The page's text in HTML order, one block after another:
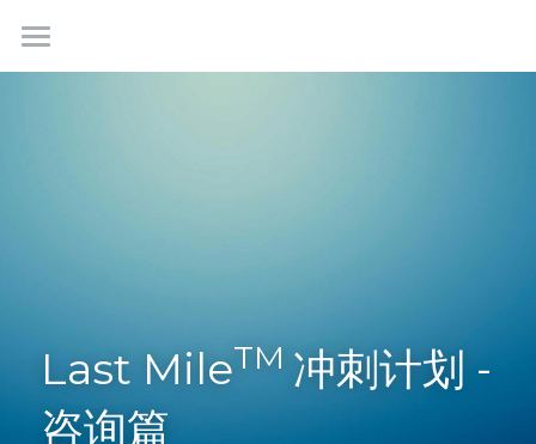
首页
联系我们
Last MileTM 冲刺计划 -
咨询篇